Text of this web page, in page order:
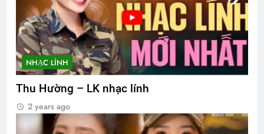
NHẠC LÍNH
Thu Hường – LK nhạc lính
2 years ago